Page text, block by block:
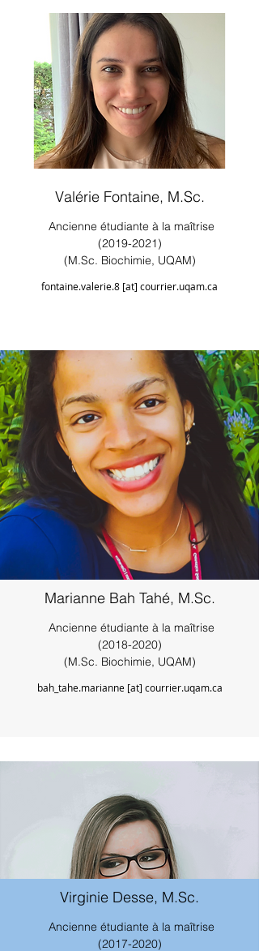
Marianne Bah Tahé, M.Sc.
Ancienne étudiante à la maîtrise
(2018-2020)
(M.Sc. Biochimie, UQAM)
bah_tahe.marianne [at] courrier.uqam.ca
Valérie Fontaine, M.Sc.
Ancienne étudiante à la maîtrise
(2019-2021)
(M.Sc. Biochimie, UQAM)
fontaine.valerie.8 [at] courrier.uqam.ca
Virginie Desse, M.Sc.
Ancienne étudiante à la maîtrise
(2017-2020)